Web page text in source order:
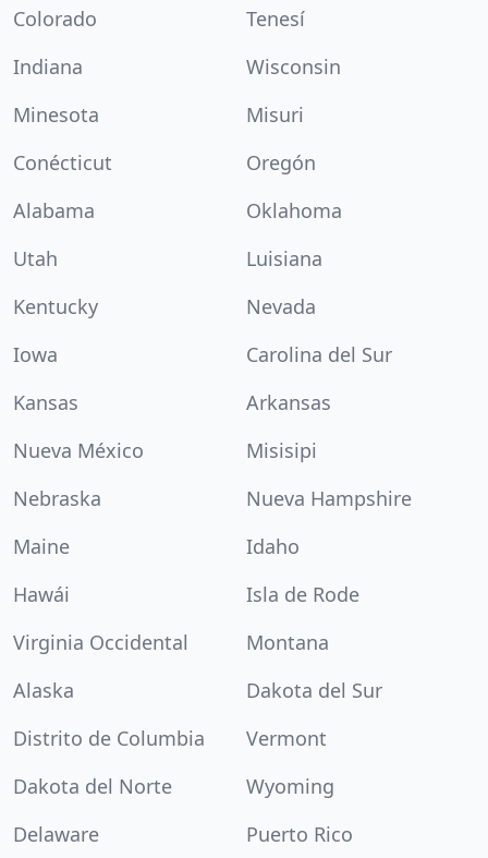
Colorado
Tenesí
Indiana
Wisconsin
Minesota
Misuri
Conécticut
Oregón
Alabama
Oklahoma
Utah
Luisiana
Kentucky
Nevada
Iowa
Carolina del Sur
Kansas
Arkansas
Nueva México
Misisipi
Nebraska
Nueva Hampshire
Maine
Idaho
Hawái
Isla de Rode
Virginia Occidental
Montana
Alaska
Dakota del Sur
Distrito de Columbia
Vermont
Dakota del Norte
Wyoming
Delaware
Puerto Rico